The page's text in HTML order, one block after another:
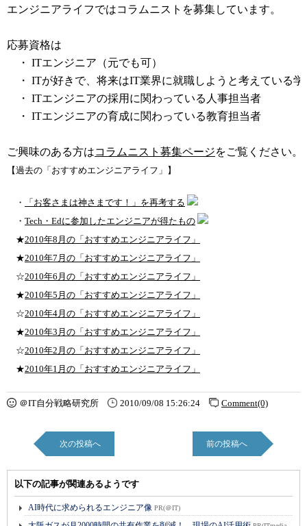
エンジニアライフではコラムニストを募集しています。
応募資格は
・ ITエンジニア（元でも可）
・ ITが好きで、将来はIT業界に就職しようと考えている学
・ ITエンジニアの採用に関わっている人事担当者
・ ITエンジニアの育成に関わっている教育担当者
ご興味のある方はコラムニスト募集ページをご覧ください。
【過去の「おすすめエンジニアライフ」】
・
「お客さまは神さまです！」を再考する
・ Tech・Edに参加したエンジニアが得たもの
★2010年8月の「おすすめエンジニアライフ」
★2010年7月の「おすすめエンジニアライフ」
☆2010年6月の「おすすめエンジニアライフ」
★2010年5月の「おすすめエンジニアライフ」
☆2010年4月の「おすすめエンジニアライフ」
★2010年3月の「おすすめエンジニアライフ」
☆2010年2月の「おすすめエンジニアライフ」
★2010年1月の「おすすめエンジニアライフ」
＠IT自分戦略研究所 2010/09/08 15:26:24 Comment(0)
次の投稿へ 前の投稿へ
以下の記事が関連あるようです
AI時代に求められるエンジニア像 PR(＠IT)